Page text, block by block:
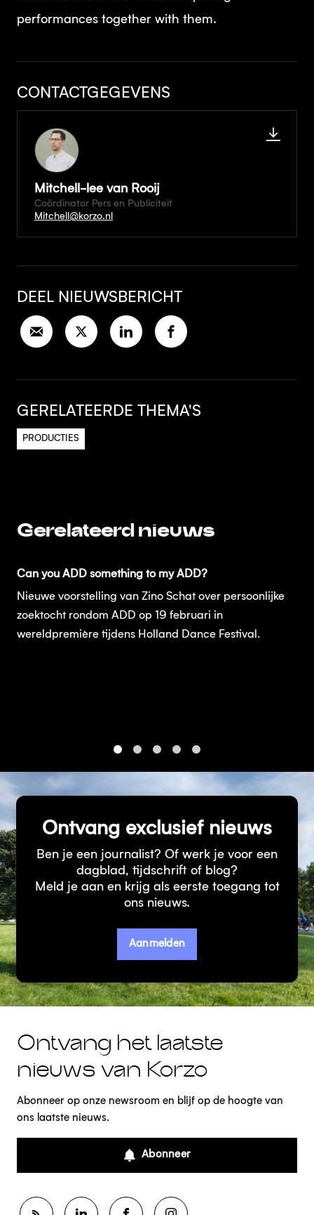
performances together with them.
CONTACTGEGEVENS
Mitchell-lee van Rooij
Coördinator Pers en Publiciteit
Mitchell@korzo.nl
DEEL NIEUWSBERICHT
GERELATEERDE THEMA'S
PRODUCTIES
Gerelateerd nieuws
Can you ADD something to my ADD?
Nieuwe voorstelling van Zino Schat over persoonlijke
zoektocht rondom ADD op 19 februari in
wereldpremière tijdens Holland Dance Festival.
Ontvang exclusief nieuws
Ben je een journalist? Of werk je voor een
dagblad, tijdschrift of blog?
Meld je aan en krijg als eerste toegang tot
ons nieuws.
Aanmelden
Ontvang het laatste
nieuws van Korzo
Abonneer op onze newsroom en blijf op de hoogte van
ons laatste nieuws.
Abonneer